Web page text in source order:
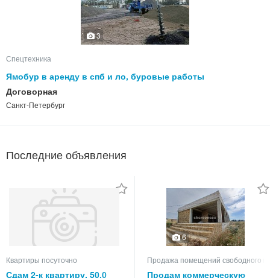
3
Спецтехника
Ямобур в аренду в спб и ло, буровые работы
Договорная
Санкт-Петербург
Последние объявления
Квартиры посуточно
Сдам 2-к квартиру, 50.0
6
Продажа помещений свободного
Продам коммерческую